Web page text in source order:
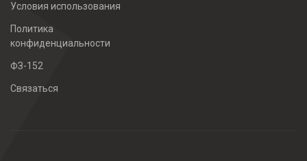
Условия использования
Политика
конфиденциальности
ФЗ-152
Связаться